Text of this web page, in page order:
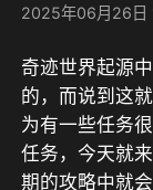
2025年06月26日
奇迹世界起源
的，而说到这
为有一些任务
任务，今天就
期的攻略中就